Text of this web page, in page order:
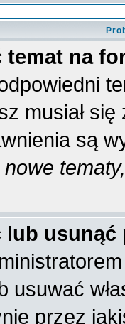
temat na
musiał
są
lub usunąć
usuwać
przez